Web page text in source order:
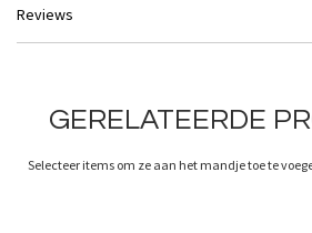
Reviews
GERELATEERDE
Selecteer items om ze aan het mandje toe te